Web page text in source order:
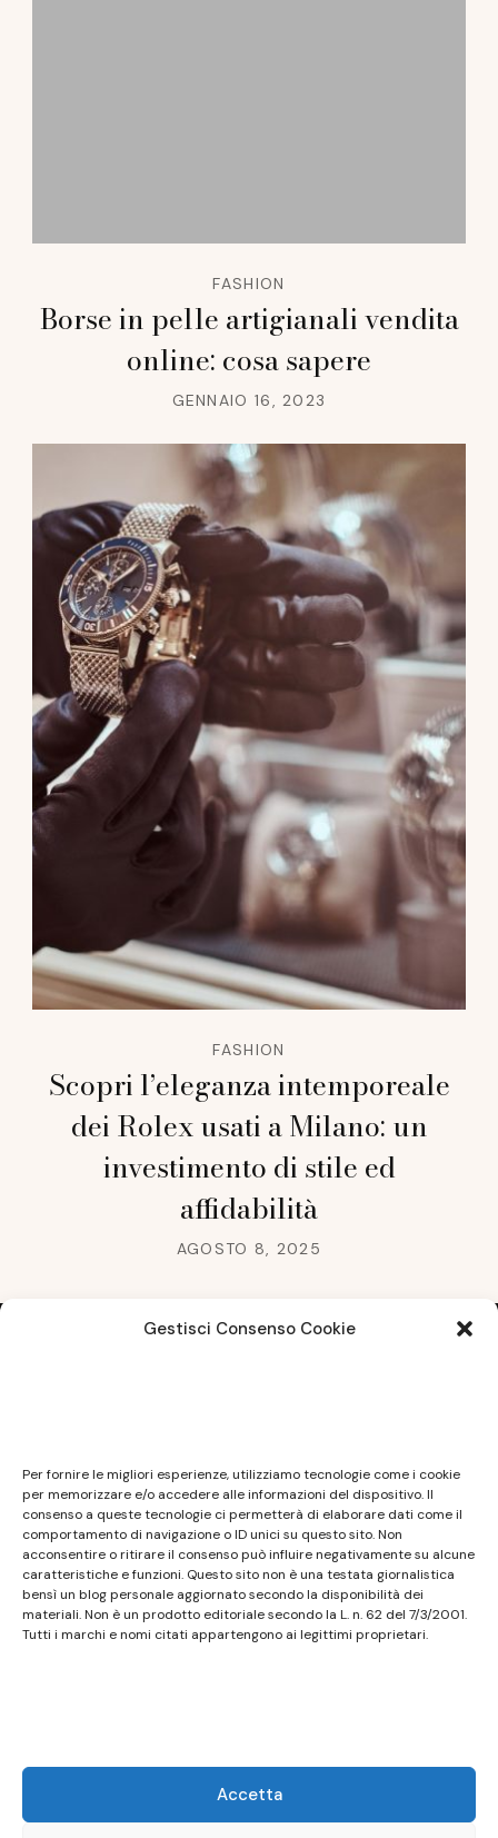
Gestisci Consenso Cookie
Per fornire le migliori esperienze, utilizziamo tecnologie come i cookie
per memorizzare e/o accedere alle informazioni del dispositivo. Il
consenso a queste tecnologie ci permetterà di elaborare dati come il
comportamento di navigazione o ID unici su questo sito. Non
acconsentire o ritirare il consenso può influire negativamente su alcune
caratteristiche e funzioni. Questo sito non è una testata giornalistica
bensì un blog personale aggiornato secondo la disponibilità dei
materiali. Non è un prodotto editoriale secondo la L. n. 62 del 7/3/2001.
Tutti i marchi e nomi citati appartengono ai legittimi proprietari.
Accetta
FASHION
Borse in pelle artigianali vendita
online: cosa sapere
GENNAIO 16, 2023
FASHION
Scopri l’eleganza intemporeale
dei Rolex usati a Milano: un
investimento di stile ed
affidabilità
AGOSTO 8, 2025
non ha carattere periodico essendo aggiornato
secondo la disponibilità e la reperibilità dei materiali.
Pertanto non può essere considerato in alcun modo
un prodotto editoriale ai sensi della L. n. 62 del
7/3/2001. Tutti i marchi riportati appartengono ai
legittimi proprietari; marchi di terzi, nomi di prodotti,